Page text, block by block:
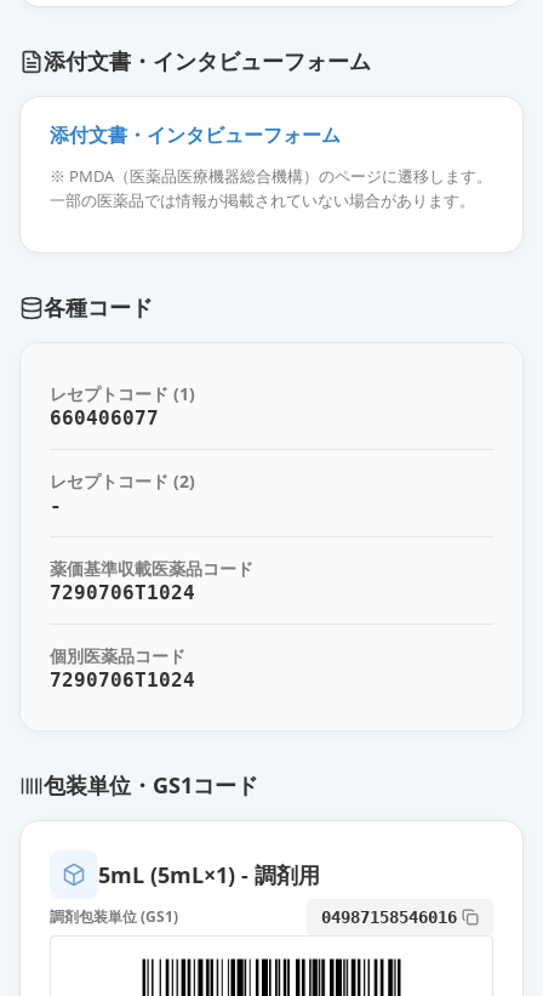
添付文書・インタビューフォーム
添付文書・インタビューフォーム
※ PMDA（医薬品医療機器総合機構）のページに遷移します。
一部の医薬品では情報が掲載されていない場合があります。
各種コード
レセプトコード (1)
660406077
レセプトコード (2)
-
薬価基準収載医薬品コード
7290706T1024
個別医薬品コード
7290706T1024
包装単位・GS1コード
5mL (5mL×1) - 調剤用
調剤包装単位 (GS1) 04987158546016